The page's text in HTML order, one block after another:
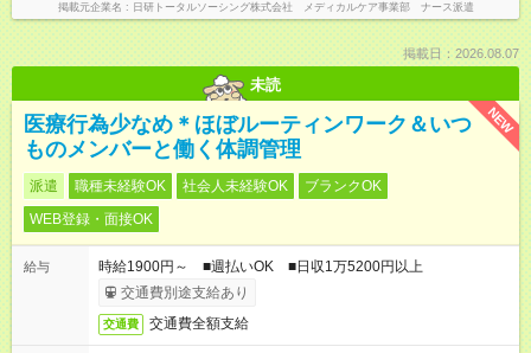
掲載元企業名 日研トータルソーシング株式会社 メディカルケア事業部 ナース派遣
掲載日：2026.08.07
未読
NEW
医療行為少なめ＊ほぼルーティンワーク＆いつ
ものメンバーと働く体調管理
派遣 職種未経験OK 社会人未経験OK
ブランクOK
WEB登録・面接OK
給与
時給1900円～ ■週払いOK ■日収1万5200円以上
交通費別途支給あり
交通費 交通費全額支給